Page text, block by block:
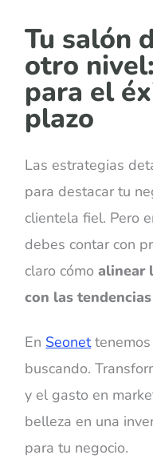
Tu salón
otro
para el
plazo
Las estrategias
para destacar tu
clientela fiel. Pero
debes contar con
claro cómoalinear
con las
En Seonettenemos
buscando.
y el gasto en
belleza en una
para tu negocio.